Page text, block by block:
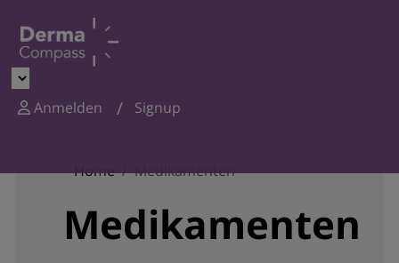
Anmelden Signup
Home Medikamenten
Medikamenten